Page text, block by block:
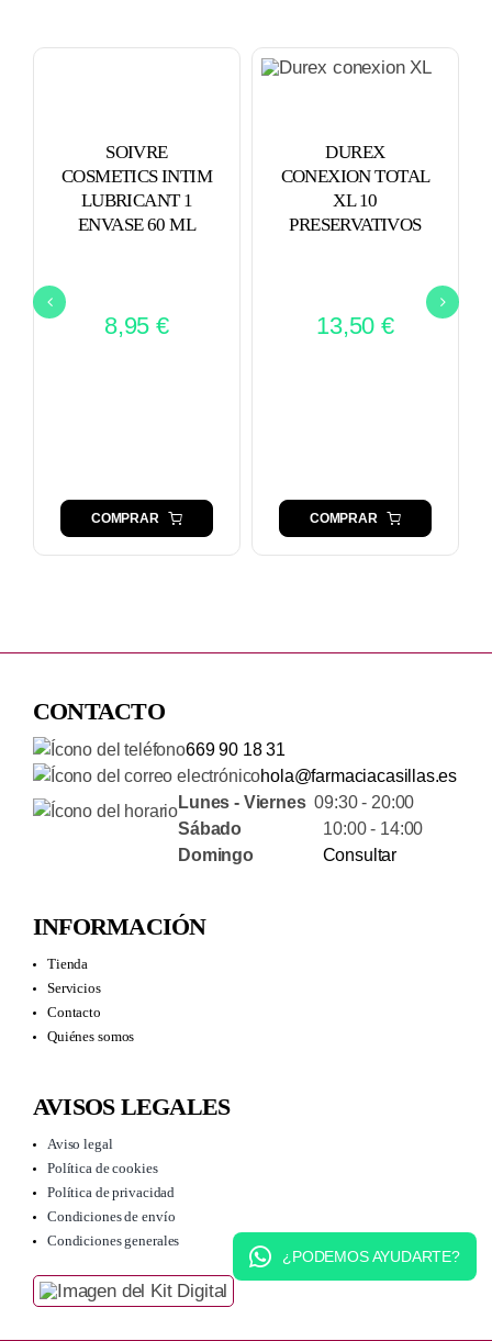
SOIVRE
COSMETICS INTIM
LUBRICANT 1
ENVASE 60 ML
8,95€
COMPRAR
DUREX
CONEXION TOTAL
XL 10
PRESERVATIVOS
13,50 €
COMPRAR
CONTACTO
669 90 18 31
hola@farmaciacasillas.es
Lunes - Viernes09:30 - 20:00
Sábado 10:00 - 14:00
Domingo
Consultar
INFORMACIÓN
Tienda
Servicios
Contacto
Quiénes somos
AVISOS LEGALES
Aviso legal
Política de cookies
Política de privacidad
Condiciones de envío
Condiciones generales
¿PODEMOS AYUDARTE?